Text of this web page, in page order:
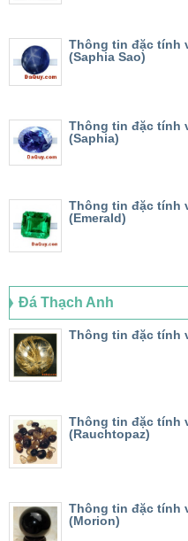
Thông tin đặc tính
(Saphia Sao)
Thông tin đặc tính
(Saphia)
Thông tin đặc tính
(Emerald)
Đá Thạch Anh
Thông tin đặc tính
Thông tin đặc tính
(Rauchtopaz)
Thông tin đặc tính
(Morion)